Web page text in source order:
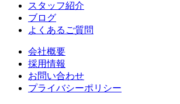
スタッフ紹介
ブログ
よくあるご質問
会社概要
採用情報
お問い合わせ
プライバシーポリシー